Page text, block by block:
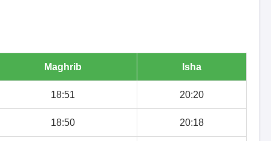
Maghrib Isha
18:51 20:20
18:50 20:18